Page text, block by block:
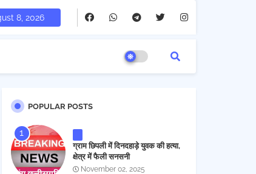
8, 2026
POPULAR POSTS
ग्राम छिपली में दिनदहाड़े युवक की हत्या,
क्षेत्र में फैली सनसनी
November 02, 2025